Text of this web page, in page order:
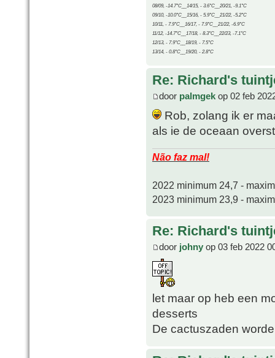
08/09, -14.7°C__14/15, - 3.6°C__20/21, -9.1°C
09/10, -10.0°C__15/16, - 5.9°C__21/22, -5.2°C
10/11, - 7.9°C__16/17, - 7.9°C__21/22, -6.9°C
11/12, -14.7°C__17/18, - 8.3°C__22/23, -7.1°C
12/13, - 7.9°C__18/19, - 7.5°C
13/14, - 0.8°C__19/20, - 2.8°C
Re: Richard's
door palmgek op 02 feb
Rob, zolang ik er
als ie de oceaan
Não faz mal!
2022 minimum 24,7 -
2023 minimum 23,9 -
Re: Richard's
door johny op 03 feb 2022
let maar op heb een
desserts
De cactuszaden